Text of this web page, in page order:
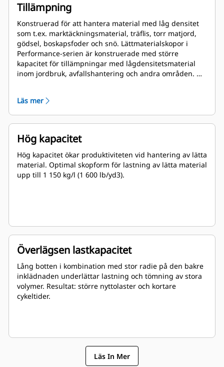
Tillämpning
Konstruerad för att hantera material med låg densitet
som t.ex. marktäckningsmaterial, träflis, torr matjord,
gödsel, boskapsfoder och snö. Lättmaterialskopor i
Performance-serien är konstruerade med större
kapacitet för tillämpningar med lågdensitetsmaterial
inom jordbruk, avfallshantering och andra områden. De
serien kan vara upp till 115 % högre än den angivna
kapaciteten.
Läs mer
Hög kapacitet
Hög kapacitet ökar produktiviteten vid hantering av lätta
material. Optimal skopform för lastning av lätta material
upp till 1 150 kg/l (1 600 lb/yd3).
Överlägsen lastkapacitet
Lång botten i kombination med stor radie på den bakre
inklädnaden underlättar lastning och tömning av stora
volymer. Resultat: större nyttolaster och kortare
cykeltider.
Läs In Mer